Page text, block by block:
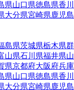
県山口県徳島県香川
大分県宮崎県鹿児島
島県茨城県栃木県群
山県石川県福井県山
県京都府大阪府兵庫
県山口県徳島県香川
大分県宮崎県鹿児島